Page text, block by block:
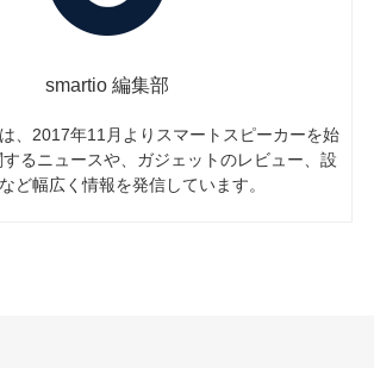
smartio 編集部
、2017年11月よりスマートスピーカーを始
るニュースや、ガジェットのレビュー、設
ど幅広く情報を発信しています。